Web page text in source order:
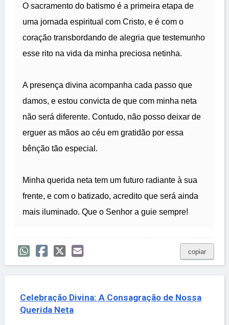
O sacramento do batismo é a primeira etapa de
uma jornada espiritual com Cristo, e é com o
coração transbordando de alegria que testemunho
esse rito na vida da minha preciosa netinha.
A presença divina acompanha cada passo que
damos, e estou convicta de que com minha neta
não será diferente. Contudo, não posso deixar de
erguer as mãos ao céu em gratidão por essa
bênção tão especial.
Minha querida neta tem um futuro radiante à sua
frente, e com o batizado, acredito que será ainda
mais iluminado. Que o Senhor a guie sempre!
copiar
Celebração Divina: A Consagração de Nossa
Querida Neta